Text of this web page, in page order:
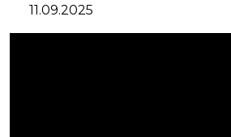
11.09.2025